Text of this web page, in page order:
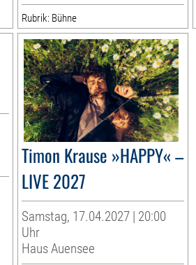
Rubrik: Bühne
Timon Krause »HAPPY« –
LIVE 2027
Samstag, 17.04.2027 | 20:00
Uhr
Haus Auensee